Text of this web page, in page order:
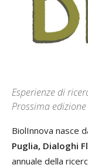
Esperienze di
Prossima
BiolInnova nasce
Puglia, Dialoghi
annuale della